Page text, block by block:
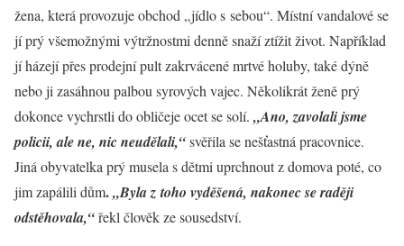
žena, která provozuje obchod „jídlo s sebou“. Místní vandalové se
jí prý všemožnými výtržnostmi denně snaží ztížit život. Například
jí házejí přes prodejní pult zakrvácené mrtvé holuby, také dýně
nebo ji zasáhnou palbou syrových vajec. Několikrát ženě prý
dokonce vychrstli do obličeje ocet se solí. „Ano, zavolali jsme
policii, ale ne, nic neudělali,“svěřila se nešťastná pracovnice.
Jiná obyvatelka prý musela s dětmi uprchnout z domova poté, co
jim zapálili dům.„Byla z toho vyděšená, nakonec se raději
odstěhovala,“řekl člověk ze sousedství.